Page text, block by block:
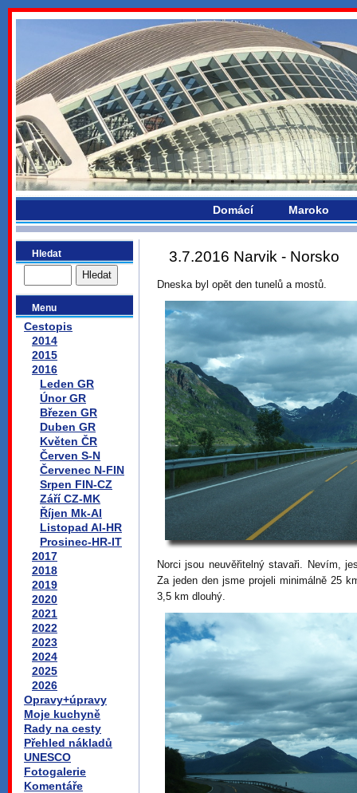
bydlikemevropou.com
Domácí Maroko
Hledat
Menu
Cestopis
2014
2015
2016
Leden GR
Únor GR
Březen GR
Duben GR
Květen ČR
Červen S-N
Červenec N-FIN
Srpen FIN-CZ
Září CZ-MK
Říjen Mk-Al
Listopad Al-HR
Prosinec-HR-IT
2017
2018
2019
2020
2021
2022
2023
2024
2025
2026
Opravy+úpravy
Moje kuchyně
Rady na cesty
Přehled nákladů
UNESCO
Fotogalerie
Komentáře
3.7.2016 Narvik - Norsko
Dneska byl opět den tunelů a mostů.
Norci jsou neuvěřitelný stavaři. Nevím,
Za jeden den jsme projeli minimálně 25
3,5 km dlouhý.